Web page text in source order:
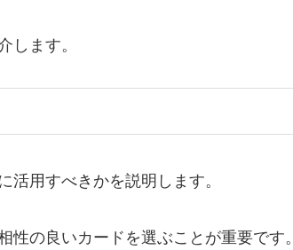
します。
活用すべきかを説明します。
の良いカードを選ぶことが重要です。